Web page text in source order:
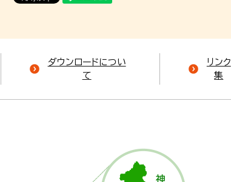
ダウンロードについ
て
リンク
集